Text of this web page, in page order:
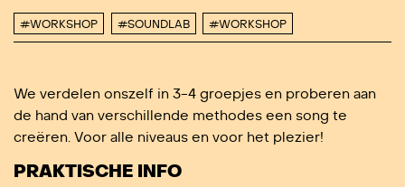
#WORKSHOP #SOUNDLAB #WORKSHOP
We verdelen onszelf in 3-4 groepjes en proberen aan
de hand van verschillende methodes een song te
creëren. Voor alle niveaus en voor het plezier!
PRAKTISCHE INFO